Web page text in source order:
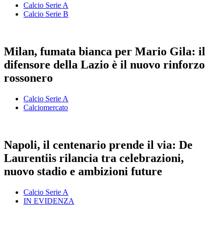
Calcio Serie A
Calcio Serie B
Milan, fumata bianca per Mario Gila: il
difensore della Lazio è il nuovo rinforzo
rossonero
Calcio Serie A
Calciomercato
Napoli, il centenario prende il via: De
Laurentiis rilancia tra celebrazioni,
nuovo stadio e ambizioni future
Calcio Serie A
IN EVIDENZA